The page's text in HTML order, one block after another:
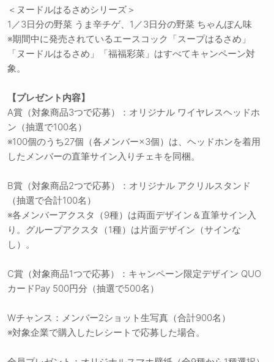
＜ヌードルはるさめシリーズ＞
1／3日分の野菜 うま辛チゲ、1／3日分の野菜 ちゃんぽん味
※期間中に発売されているエースコック「スープはるさめ」
「ヌードルはるさめ」「福福彩菜」はすべてキャンペーン対
象。
【プレゼント内容】
A賞（対象商品3つで応募）：オリジナル ワイヤレスヘッドホ
ン（抽選で100名）
※100個のうち27個（各メンバー×3個）は、ヘッドホンを着用
したメンバーの直筆サイン入りチェキを同梱。
B賞（対象商品2つで応募）：オリジナル アクリルスタンド
（抽選で合計100名）
※各メンバーアクスタ（9種）は両面デザイン＆直筆サイン入
り。グループアクスタ（1種）は片面デザイン（サインな
し）。
C賞（対象商品1つで応募）：キャンペーン限定デザイン QUO
カードPay 500円分（抽選で500名）
Wチャンス：メンバー2ショット生写真（合計900名）
※対象企業で購入したレシートで応募した場合。